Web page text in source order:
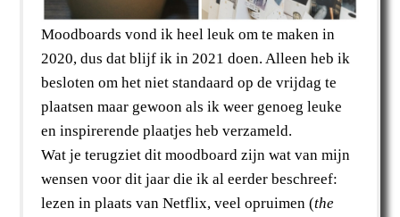
Moodboards vond ik heel leuk om te maken in
2020, dus dat blijf ik in 2021 doen. Alleen heb ik
besloten om het niet standaard op de vrijdag te
plaatsen maar gewoon als ik weer genoeg leuke
en inspirerende plaatjes heb verzameld.
Wat je terugziet dit moodboard zijn wat van mijn
wensen voor dit jaar die ik al eerder beschreef:
lezen in plaats van Netflix, veel opruimen (the